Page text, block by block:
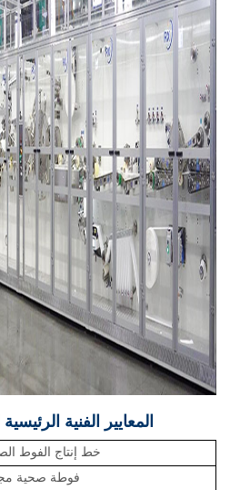
المعايير الفنية
خط إنتاج الفوط
فوطة صحية